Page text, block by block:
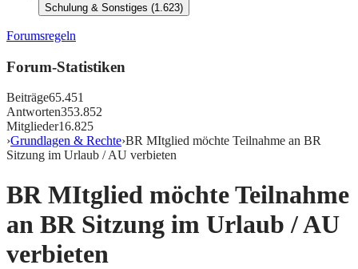
Schulung & Sonstiges (1.623)
Forumsregeln
Forum-Statistiken
Beiträge65.451
Antworten353.852
Mitglieder16.825
›Grundlagen & Rechte›BR MItglied möchte Teilnahme an BR
Sitzung im Urlaub / AU verbieten
BR MItglied möchte Teilnahme
an BR Sitzung im Urlaub / AU
verbieten